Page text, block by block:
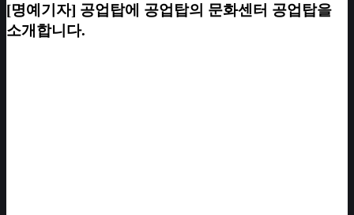
[명예기자] 공업탑에 공업탑의 문화센터 공업탑을
소개합니다.